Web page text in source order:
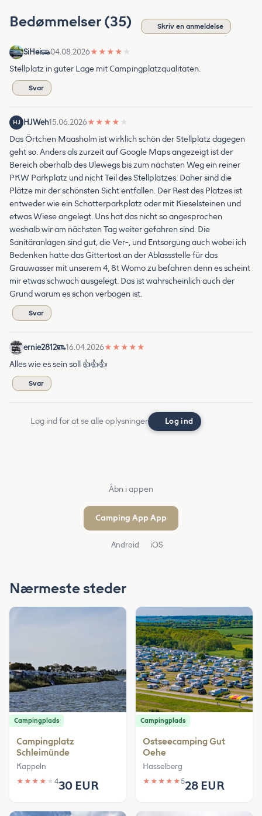
Bedømmelser (35) Skriv en anmeldelse
SiHei 04.08.2026★ ★ ★ ★ ★
Stellplatz in guter Lage mit Campingplatzqualitäten.
Svar
HJ HJWeh15.06.2026★ ★ ★ ★ ★
Das Örtchen Maasholm ist wirklich schön der Stellplatz dagegen
geht so. Anders als zurzeit auf Google Maps angezeigt ist der
Bereich oberhalb des Ulewegs bis zum nächsten Weg ein reiner
PKW Parkplatz und nicht Teil des Stellplatzes. Daher sind die
Plätze mir der schönsten Sicht entfallen. Der Rest des Platzes ist
entweder wie ein Schotterparkplatz oder mit Kieselsteinen und
etwas Wiese angelegt. Uns hat das nicht so angesprochen
weshalb wir am nächsten Tag weiter gefahren sind. Die
Sanitäranlagen sind gut, die Ver-, und Entsorgung auch wobei ich
Bedenken hatte das Gittertost an der Ablassstelle für das
Grauwasser mit unserem 4, 8t Womo zu befahren denn es scheint
mir etwas schwach ausgelegt. Das ist wahrscheinlich auch der
Grund warum es schon verbogen ist.
Svar
ernie2812 16.04.2026★ ★ ★ ★ ★
Alles wie es sein soll 👍👍👍
Svar
Log ind for at se alle oplysninger Log ind
Åbn i appen
Camping App App
Android iOS
Nærmeste steder
Campingplads
Campingplatz
Schleimünde
Kappeln
★ ★ ★ ★ ★ 430 EUR
Campingplads
Ostseecamping Gut
Oehe
Hasselberg
★ ★ ★ ★ ★528 EUR